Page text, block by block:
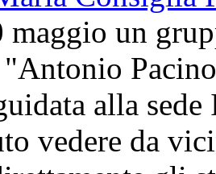
maggio un
alla
vedere da